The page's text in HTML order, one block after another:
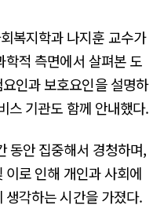
복지학과 나지훈 교수가
학적 측면에서 살펴본 도
인과 보호요인을 설명하
스 기관도 함께 안내했다.
동안 집중해서 경청하며,
이로 인해 개인과 사회에
생각하는 시간을 가졌다.